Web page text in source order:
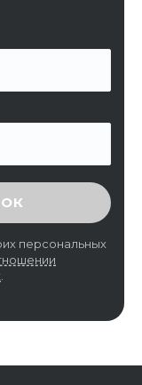
персональных